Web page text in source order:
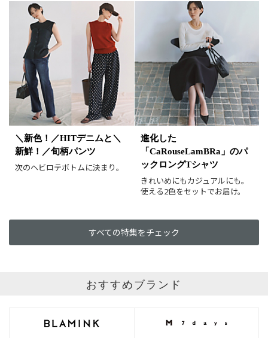
カラー（複数選択可）
ホワイト ブラック
グレー
ベージュ
ブラウン
オレンジ
イエロー
レッド
ピンク
パープル
グリーン
ブルー
ゴールド
シルバー マルチ
＼新色！／HITデニムと＼
新鮮！／旬柄パンツ
次のヘビロテボトムに決まり。
進化した
「CaRouseLamBRa」のパ
ックロングTシャツ
きれいめにもカジュアルにも。
使える2色をセットでお届け。
すべての特集をチェック
おすすめブランド